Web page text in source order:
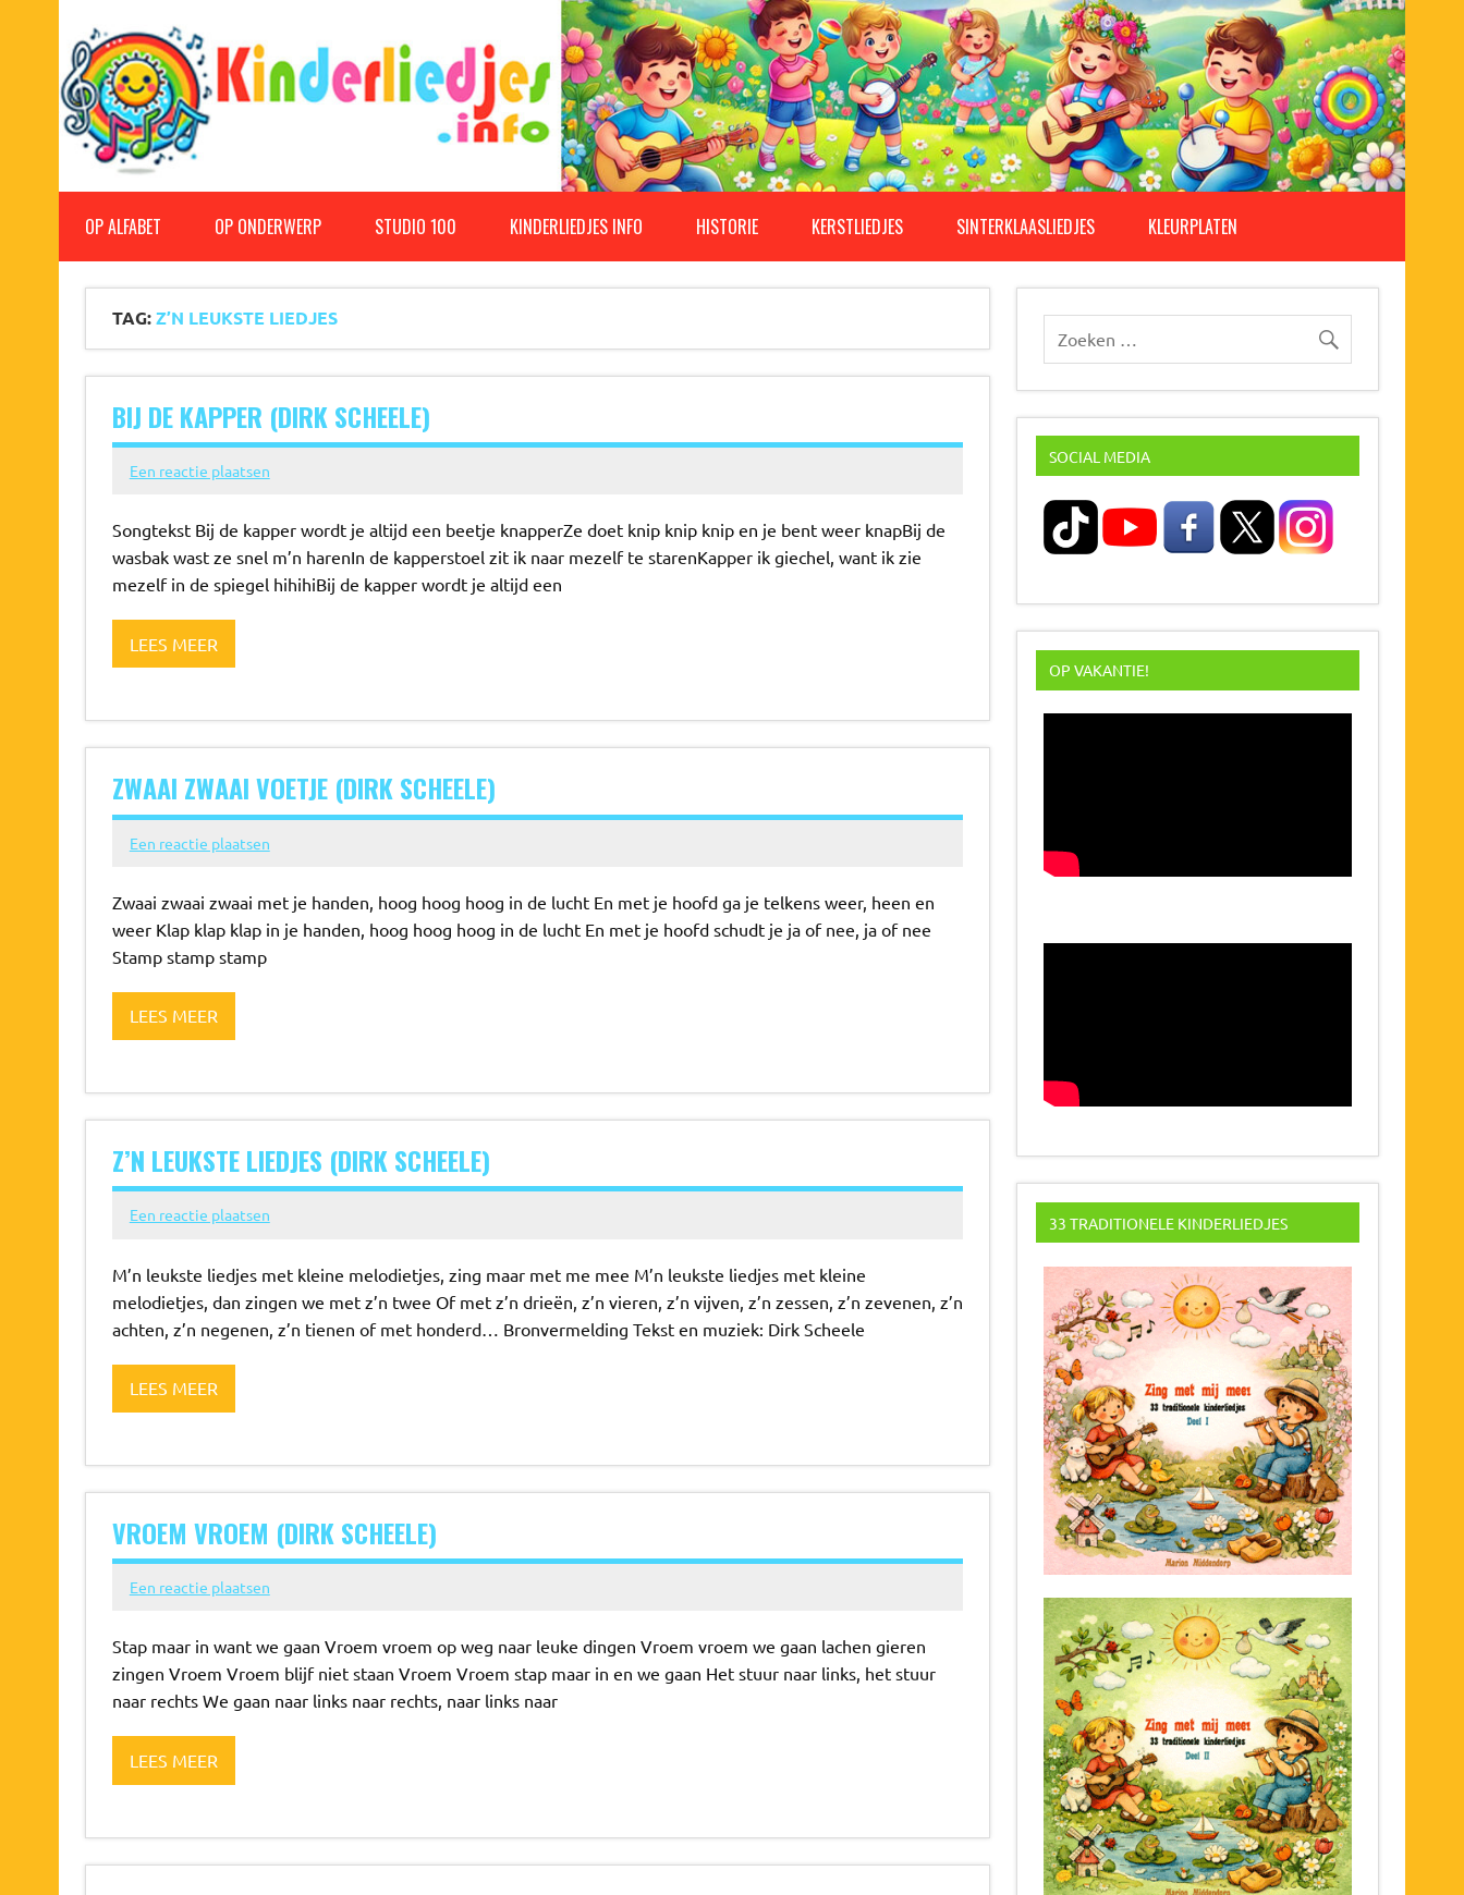
Kinderliedjes
OP ALFABET OP ONDERWERP STUDIO 100 KINDERLIEDJES INFO HISTORIE KERSTLIEDJES SINTERKLAASLIEDJES KLEURPLATEN
TAG:Z’N LEUKSTE LIEDJES
BIJ DE KAPPER (DIRK SCHEELE)
Een reactie plaatsen
Songtekst Bij de kapper wordt je altijd een beetje knapperZe doet knip knip knip en je bent weer knapBij de
wasbak wast ze snel m’n harenIn de kapperstoel zit ik naar mezelf te starenKapper ik giechel, want ik zie
mezelf in de spiegel hihihiBij de kapper wordt je altijd een
LEES MEER
ZWAAI ZWAAI VOETJE (DIRK SCHEELE)
Een reactie plaatsen
Zwaai zwaai zwaai met je handen, hoog hoog hoog in de lucht En met je hoofd ga je telkens weer, heen en
weer Klap klap klap in je handen, hoog hoog hoog in de lucht En met je hoofd schudt je ja of nee, ja of nee
Stamp stamp stamp
LEES MEER
Z’N LEUKSTE LIEDJES (DIRK SCHEELE)
Een reactie plaatsen
M’n leukste liedjes met kleine melodietjes, zing maar met me mee M’n leukste liedjes met kleine
melodietjes, dan zingen we met z’n twee Of met z’n drieën, z’n vieren, z’n vijven, z’n zessen, z’n zevenen, z’n
achten, z’n negenen, z’n tienen of met honderd… Bronvermelding Tekst en muziek: Dirk Scheele
LEES MEER
VROEM VROEM (DIRK SCHEELE)
Een reactie plaatsen
Stap maar in want we gaan Vroem vroem op weg naar leuke dingen Vroem vroem we gaan lachen gieren
zingen Vroem Vroem blijf niet staan Vroem Vroem stap maar in en we gaan Het stuur naar links, het stuur
naar rechts We gaan naar links naar rechts, naar links naar
LEES MEER
SOCIAL MEDIA
OP VAKANTIE!
33 TRADITIONELE KINDERLIEDJES